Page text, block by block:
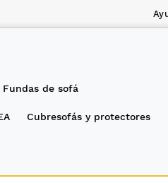
Fundas de sofá
Cubresofás y protectores